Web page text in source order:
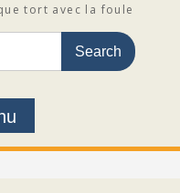
tort avec la foule